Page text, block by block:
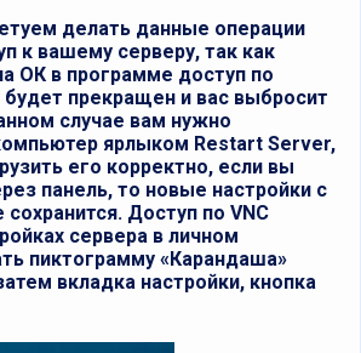
делать данные операции
к вашему серверу, так как
ОК в программе доступ по
прекращен и вас выбросит
случае вам нужно
ярлыком Restart Server,
его корректно, если вы
панель, то новые настройки с
Доступ по VNC
сервера в личном
пиктограмму «Карандаша»
вкладка настройки, кнопка